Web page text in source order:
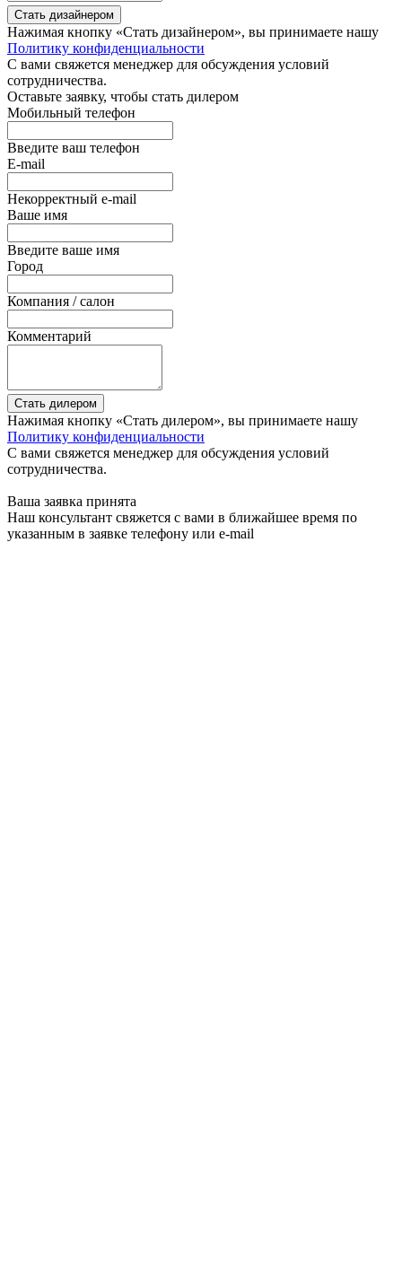
Стать дизайнером
Нажимая кнопку «Стать дизайнером», вы принимаете нашу
Политику конфиденциальности
С вами свяжется менеджер для обсуждения условий
сотрудничества.
Оставьте заявку, чтобы стать дилером
Мобильный телефон
Введите ваш телефон
E-mail
Некорректный e-mail
Ваше имя
Введите ваше имя
Город
Компания / салон
Комментарий
Стать дилером
Нажимая кнопку «Стать дилером», вы принимаете нашу
Политику конфиденциальности
С вами свяжется менеджер для обсуждения условий
сотрудничества.
Ваша заявка принята
Наш консультант свяжется с вами в ближайшее время по
указанным в заявке телефону или e-mail